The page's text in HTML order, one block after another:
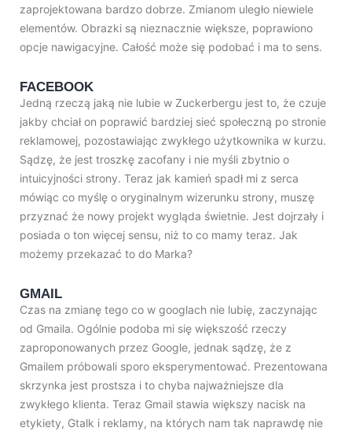
zaprojektowana bardzo dobrze. Zmianom uległo niewiele
elementów. Obrazki są nieznacznie większe, poprawiono
opcje nawigacyjne. Całość może się podobać i ma to sens.
FACEBOOK
Jedną rzeczą jaką nie lubie w Zuckerbergu jest to, że czuje
jakby chciał on poprawić bardziej sieć społeczną po stronie
reklamowej, pozostawiając zwykłego użytkownika w kurzu.
Sądzę, że jest troszkę zacofany i nie myśli zbytnio o
intuicyjności strony. Teraz jak kamień spadł mi z serca
mówiąc co myślę o oryginalnym wizerunku strony, muszę
przyznać że nowy projekt wygląda świetnie. Jest dojrzały i
posiada o ton więcej sensu, niż to co mamy teraz. Jak
możemy przekazać to do Marka?
GMAIL
Czas na zmianę tego co w googlach nie lubię, zaczynając
od Gmaila. Ogólnie podoba mi się większość rzeczy
zaproponowanych przez Google, jednak sądzę, że z
Gmailem próbowali sporo eksperymentować. Prezentowana
skrzynka jest prostsza i to chyba najważniejsze dla
zwykłego klienta. Teraz Gmail stawia większy nacisk na
etykiety, Gtalk i reklamy, na których nam tak naprawdę nie